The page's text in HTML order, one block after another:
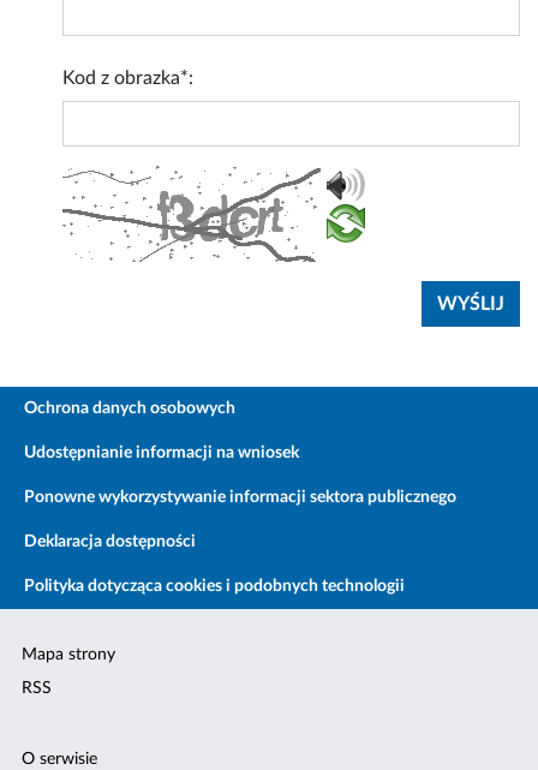
Kod z obrazka*:
Ochrona danych osobowych
Udostępnianie informacji na wniosek
Ponowne wykorzystywanie informacji sektora publicznego
Deklaracja dostępności
Polityka dotycząca cookies i podobnych technologii
Mapa strony
RSS
O serwisie